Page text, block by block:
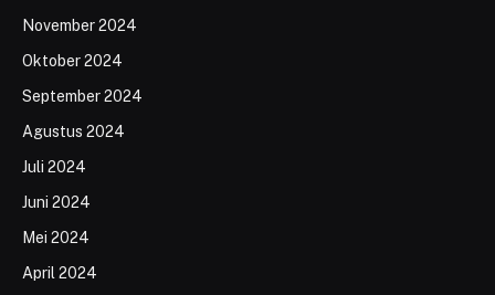
November 2024
Oktober 2024
September 2024
Agustus 2024
Juli 2024
Juni 2024
Mei 2024
April 2024